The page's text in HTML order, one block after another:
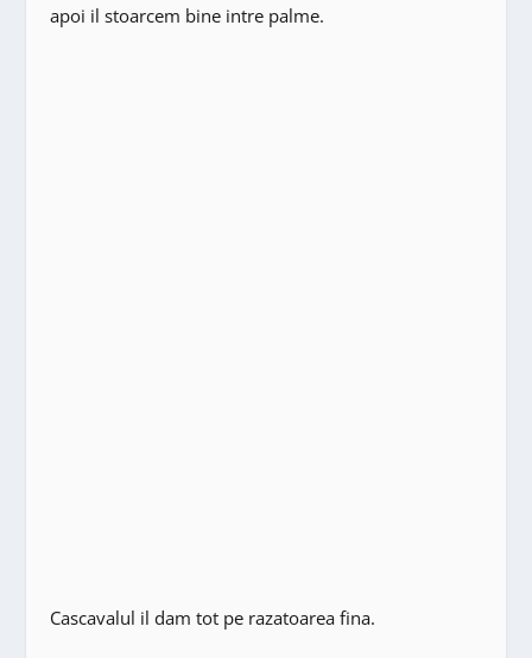
apoi il stoarcem bine intre palme.
Cascavalul il dam tot pe razatoarea fina.